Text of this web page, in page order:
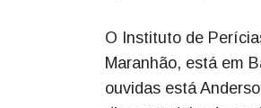
O Instituto de
Maranhão, está em
ouvidas está